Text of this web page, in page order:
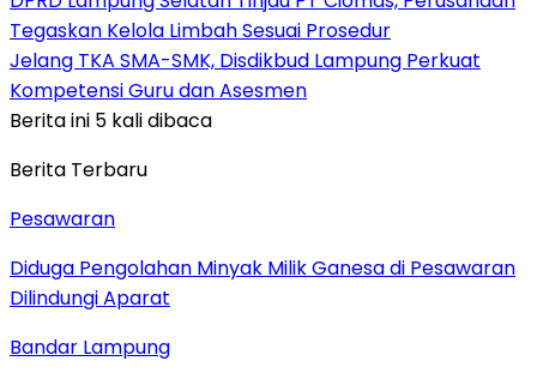
Tegaskan Kelola Limbah Sesuai Prosedur
Jelang TKA SMA-SMK, Disdikbud Lampung Perkuat
Kompetensi Guru dan Asesmen
Berita ini 5 kali dibaca
Berita Terbaru
Pesawaran
Diduga Pengolahan Minyak Milik Ganesa di Pesawaran
Dilindungi Aparat
Bandar Lampung